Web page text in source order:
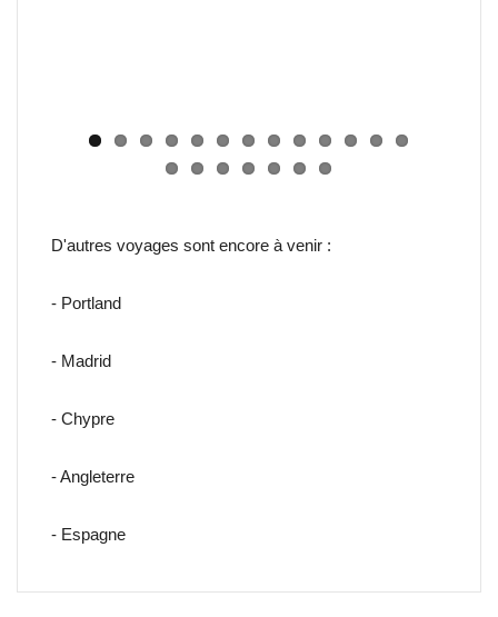
D'autres voyages sont encore à venir :
- Portland
- Madrid
- Chypre
- Angleterre
- Espagne